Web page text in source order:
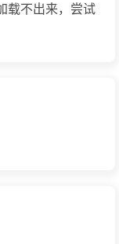
载不出来，尝试